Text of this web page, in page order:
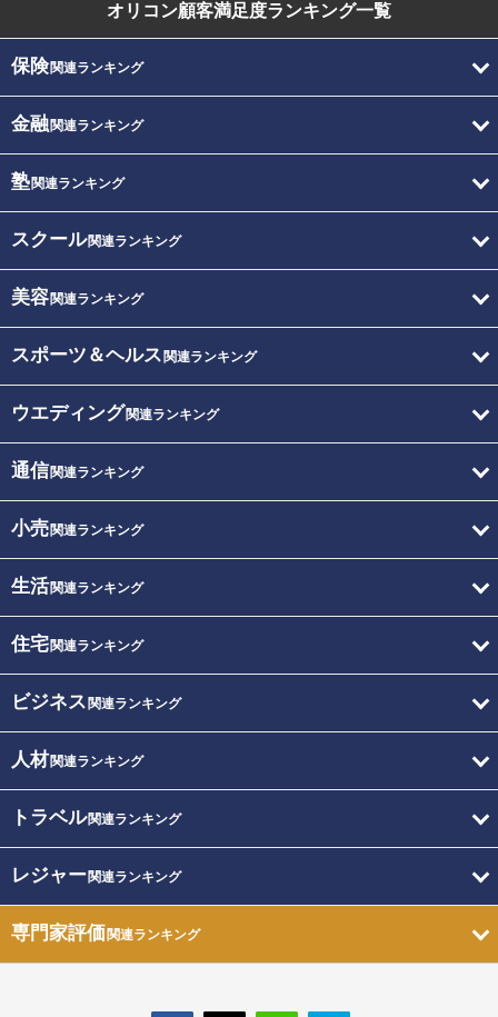
オリコン顧客満足度ランキング一覧
保険関連ランキング
金融関連ランキング
塾関連ランキング
スクール関連ランキング
美容関連ランキング
スポーツ＆ヘルス 関連ランキング
ウエディング関連ランキング
通信関連ランキング
小売関連ランキング
生活関連ランキング
住宅関連ランキング
ビジネス 関連ランキング
人材関連ランキング
トラベル関連ランキング
レジャー関連ランキング
専門家評価関連ランキング